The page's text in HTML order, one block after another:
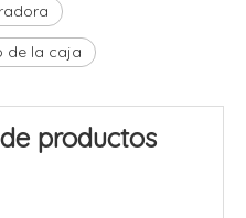
de la caja
productos